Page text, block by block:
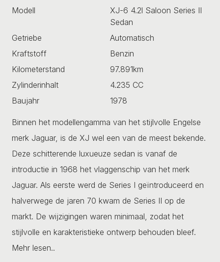
Modell
XJ-6 4.2l Saloon Series II
Sedan
Getriebe
Automatisch
Kraftstoff
Benzin
Kilometerstand
97.891km
Zylinderinhalt
4.235 CC
Baujahr
1978
Binnen het modellengamma van het stijlvolle Engelse
merk Jaguar, is de XJ wel een van de meest bekende.
Deze schitterende luxueuze sedan is vanaf de
introductie in 1968 het vlaggenschip van het merk
Jaguar. Als eerste werd de Series I geïntroduceerd en
halverwege de jaren 70 kwam de Series II op de
markt. De wijzigingen waren minimaal, zodat het
stijlvolle en karakteristieke ontwerp behouden bleef.
Mehr lesen..